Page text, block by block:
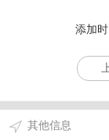
添加
其他信息